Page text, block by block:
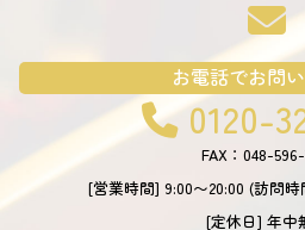
お電話でお問
0120-
FAX：048-596-
[営業時間] 9:00〜20:00 (訪問
[定休日] 年中